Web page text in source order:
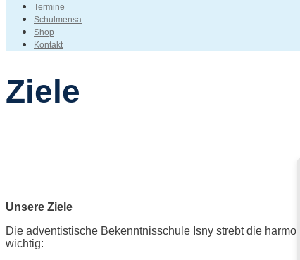
Termine
Schulmensa
Shop
Kontakt
Ziele
Unsere Ziele
Die adventistische Bekenntnisschule Isny strebt die
wichtig: